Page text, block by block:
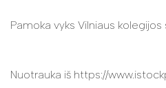
Pamoka vyks Vilniaus
Nuotrauka iš https://